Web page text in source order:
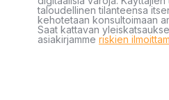
taloudellinen tilanteensa
kehotetaan konsultoimaan
Saat kattavan
asiakirjamme riskien